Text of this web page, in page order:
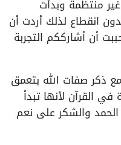
منتظمة وبدأت
انقطاع لذلك أردت أن
أن أشارككم التجربة
ذكر صفات الله بتعمق
القرآن لأنها تبدأ
والشكر على نعم